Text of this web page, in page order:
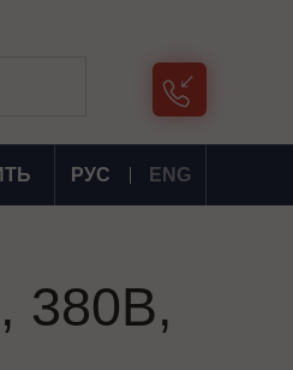
РУС ENG
380В,